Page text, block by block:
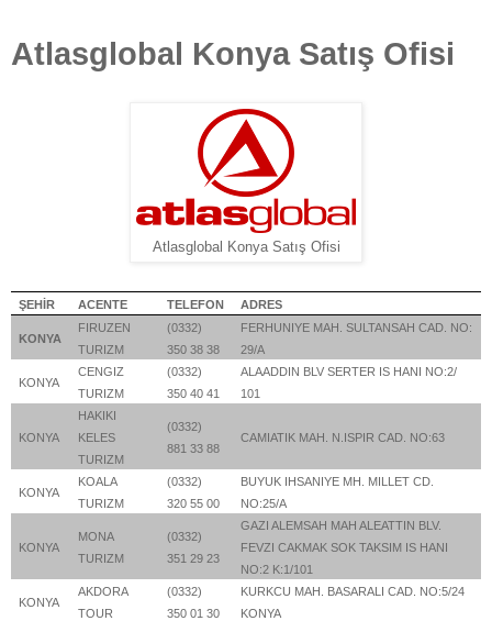
Atlasglobal Konya Satış Ofisi
Atlasglobal Konya Satış Ofisi
ŞEHİR ACENTE TELEFON ADRES
KONYA
FIRUZEN
TURIZM
(0332)
350 38 38
FERHUNIYE MAH. SULTANSAH CAD. NO:
29/A
KONYA
CENGIZ
TURIZM
(0332)
350 40 41
ALAADDIN BLV SERTER IS HANI NO:2/
101
KONYA
HAKIKI
KELES
TURIZM
(0332)
881 33 88
CAMIATIK MAH. N.ISPIR CAD. NO:63
KONYA
KOALA
TURIZM
(0332)
320 55 00
BUYUK IHSANIYE MH. MILLET CD.
NO:25/A
KONYA
MONA
TURIZM
(0332)
351 29 23
GAZI ALEMSAH MAH ALEATTIN BLV.
FEVZI CAKMAK SOK TAKSIM IS HANI
NO:2 K:1/101
KONYA
AKDORA
TOUR
(0332)
350 01 30
KURKCU MAH. BASARALI CAD. NO:5/24
KONYA